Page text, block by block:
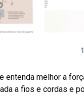
entenda melhor a
a fios e cordas e